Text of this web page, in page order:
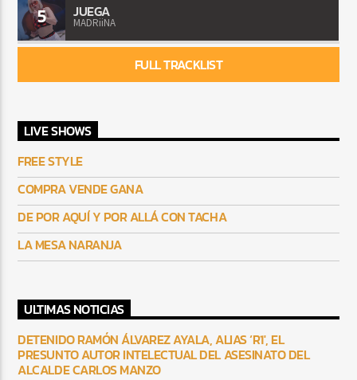
5 JUEGA
MADRiiNA
FULL TRACKLIST
LIVE SHOWS
FREE STYLE
COMPRA VENDE GANA
DE POR AQUÍ Y POR ALLÁ CON TACHA
LA MESA NARANJA
ULTIMAS NOTICIAS
DETENIDO RAMÓN ÁLVAREZ AYALA, ALIAS ‘R1′, EL
PRESUNTO AUTOR INTELECTUAL DEL ASESINATO DEL
ALCALDE CARLOS MANZO